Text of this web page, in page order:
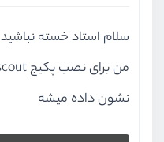
سلام استاد خسته نباشید
نشون داده میشه